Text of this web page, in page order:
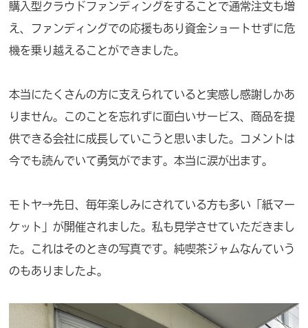
購入型クラウドファンディングをすることで通常注文も増
え、ファンディングでの応援もあり資金ショートせずに危
機を乗り越えることができました。
本当にたくさんの方に支えられていると実感し感謝しかあ
りません。このことを忘れずに面白いサービス、商品を提
供できる会社に成長していこうと思いました。コメントは
今でも読んでいて勇気がでます。本当に涙が出ます。
モトヤ→先日、毎年楽しみにされている方も多い「紙マー
ケット」が開催されました。私も見学させていただきまし
た。これはそのときの写真です。純喫茶ジャムなんていう
のもありましたよ。